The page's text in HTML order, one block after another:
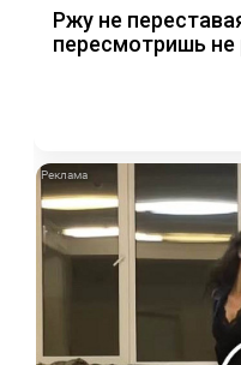
Ржу не
пересмотришь не